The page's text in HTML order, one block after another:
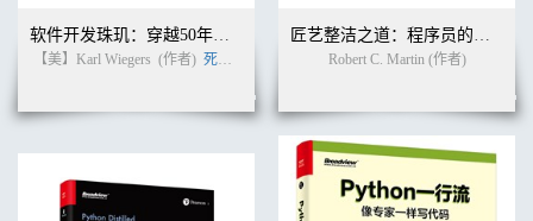
【美】Karl Wiegers (作者) 死月 Robert C. Martin (作者)